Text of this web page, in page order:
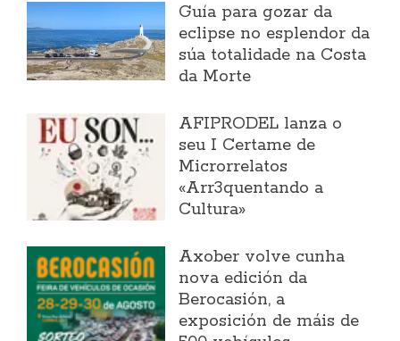
Guía para gozar da
eclipse no esplendor da
súa totalidade na Costa
da Morte
AFIPRODEL lanza o
seu I Certame de
Microrrelatos
«Arr3quentando a
Cultura»
Axober volve cunha
nova edición da
Berocasión, a
exposición de máis de